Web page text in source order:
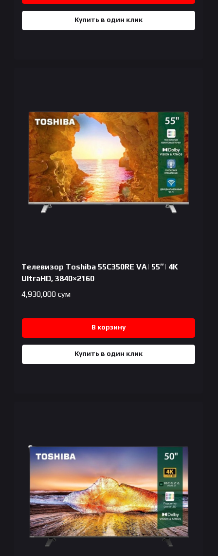
Купить в один клик
Телевизор Toshiba 55C350RE VA| 55″| 4K
UltraHD, 3840×2160
4,930,000 сум
В корзину
Купить в один клик